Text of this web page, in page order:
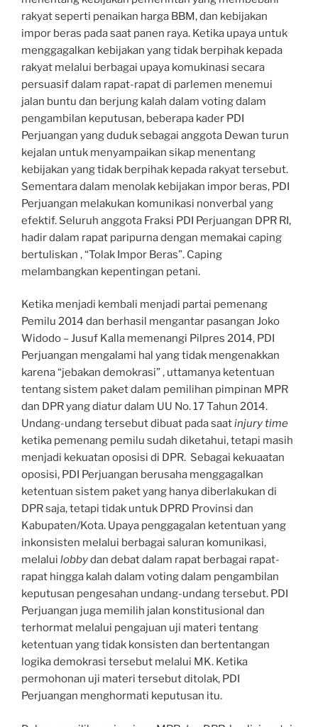
rakyat seperti penaikan harga BBM, dan kebijakan
impor beras pada saat panen raya. Ketika upaya untuk
menggagalkan kebijakan yang tidak berpihak kepada
rakyat melalui berbagai upaya komukinasi secara
persuasif dalam rapat-rapat di parlemen menemui
jalan buntu dan berjung kalah dalam voting dalam
pengambilan keputusan, beberapa kader PDI
Perjuangan yang duduk sebagai anggota Dewan turun
kejalan untuk menyampaikan sikap menentang
kebijakan yang tidak berpihak kepada rakyat tersebut.
Sementara dalam menolak kebijakan impor beras, PDI
Perjuangan melakukan komunikasi nonverbal yang
efektif. Seluruh anggota Fraksi PDI Perjuangan DPR RI,
hadir dalam rapat paripurna dengan memakai caping
bertuliskan , “Tolak Impor Beras”. Caping
melambangkan kepentingan petani.
Ketika menjadi kembali menjadi partai pemenang
Pemilu 2014 dan berhasil mengantar pasangan Joko
Widodo – Jusuf Kalla memenangi Pilpres 2014, PDI
Perjuangan mengalami hal yang tidak mengenakkan
karena “jebakan demokrasi” , uttamanya ketentuan
tentang sistem paket dalam pemilihan pimpinan MPR
dan DPR yang diatur dalam UU No. 17 Tahun 2014.
Undang-undang tersebut dibuat pada saatinjury time
ketika pemenang pemilu sudah diketahui, tetapi masih
menjadi kekuatan oposisi di DPR. Sebagai kekuaatan
oposisi, PDI Perjuangan berusaha menggagalkan
ketentuan sistem paket yang hanya diberlakukan di
DPR saja, tetapi tidak untuk DPRD Provinsi dan
Kabupaten/Kota. Upaya penggagalan ketentuan yang
inkonsisten melalui berbagai saluran komunikasi,
melalui lobbydan debat dalam rapat berbagai rapat-
rapat hingga kalah dalam voting dalam pengambilan
keputusan pengesahan undang-undang tersebut. PDI
Perjuangan juga memilih jalan konstitusional dan
terhormat melalui pengajuan uji materi tentang
ketentuan yang tidak konsisten dan bertentangan
logika demokrasi tersebut melalui MK. Ketika
permohonan uji materi tersebut ditolak, PDI
Perjuangan menghormati keputusan itu.